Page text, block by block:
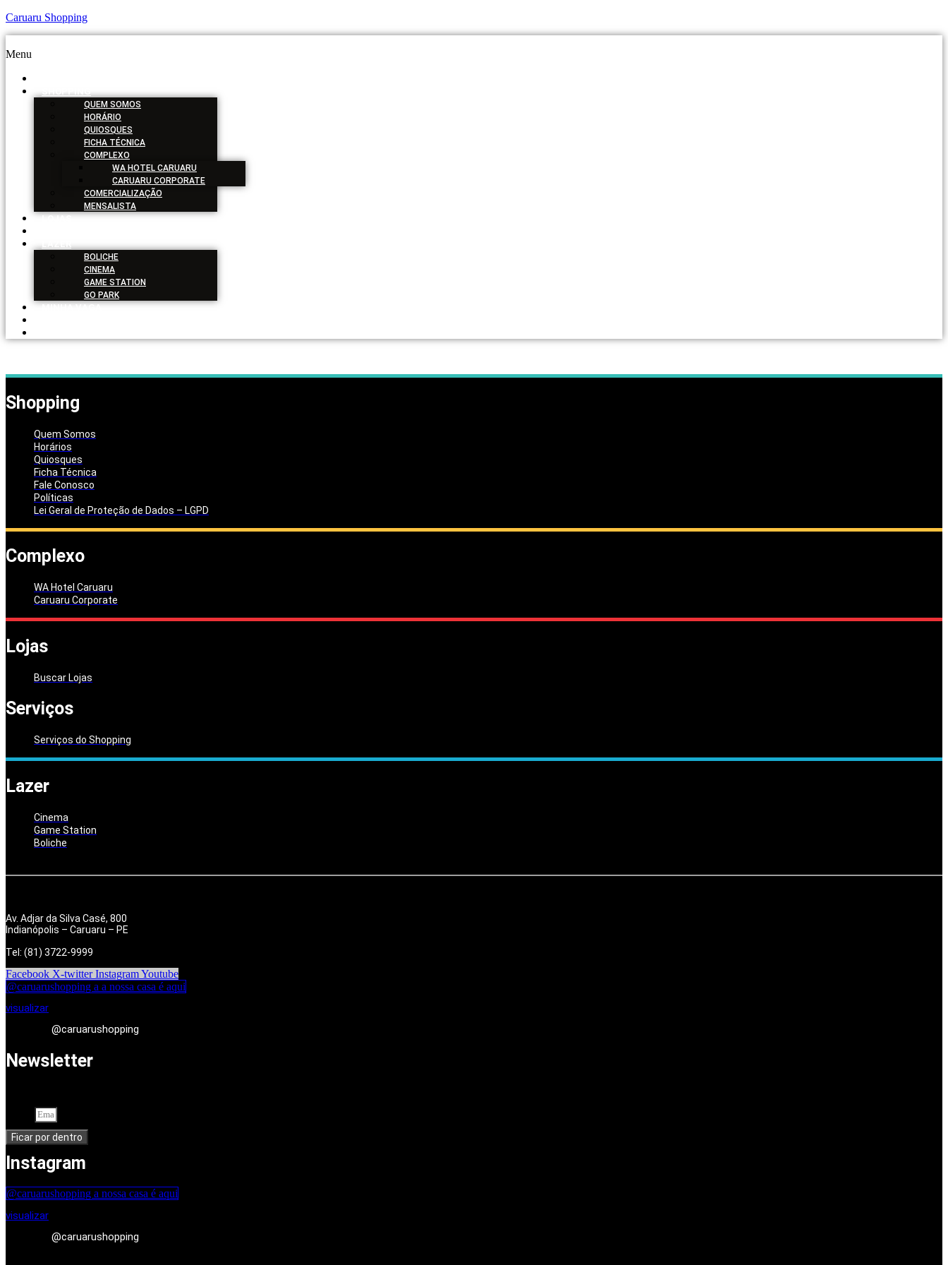
Caruaru Shopping
Menu
SHOPPING
QUEM SOMOS
HORÁRIO
QUIOSQUES
FICHA TÉCNICA
COMPLEXO
WA HOTEL CARUARU
CARUARU CORPORATE
COMERCIALIZAÇÃO
MENSALISTA
LOJAS
LAZER
BOLICHE
CINEMA
GAME STATION
GO PARK
MINHA VAGA
Shopping
Quem Somos
Horários
Quiosques
Ficha Técnica
Fale Conosco
Políticas
Lei Geral de Proteção de Dados – LGPD
Complexo
WA Hotel Caruaru
Caruaru Corporate
Lojas
Buscar Lojas
Serviços
Serviços do Shopping
Lazer
Cinema
Game Station
Boliche
Av. Adjar da Silva Casé, 800
Indianópolis – Caruaru – PE
Tel: (81) 3722-9999
Facebook X-twitter InstagramYoutube
@caruarushopping a a nossa casa é aqui
visualizar
@caruarushopping
Newsletter
Ficar por dentro
Instagram
@caruarushopping a nossa casa é aqui
visualizar
@caruarushopping